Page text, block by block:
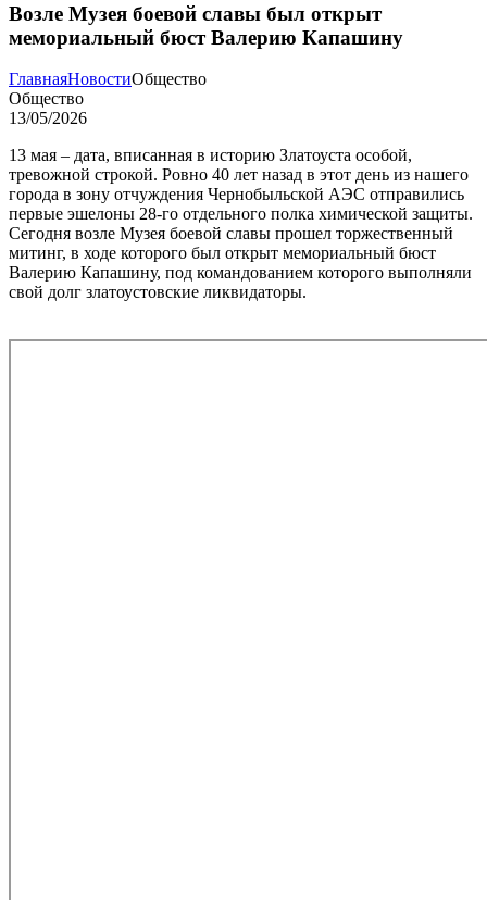
Возле Музея боевой славы был открыт
мемориальный бюст Валерию Капашину
ГлавнаяНовостиОбщество
Общество
13/05/2026
13 мая – дата, вписанная в историю Златоуста особой,
тревожной строкой. Ровно 40 лет назад в этот день из нашего
города в зону отчуждения Чернобыльской АЭС отправились
первые эшелоны 28-го отдельного полка химической защиты.
Сегодня возле Музея боевой славы прошел торжественный
митинг, в ходе которого был открыт мемориальный бюст
Валерию Капашину, под командованием которого выполняли
свой долг златоустовские ликвидаторы.